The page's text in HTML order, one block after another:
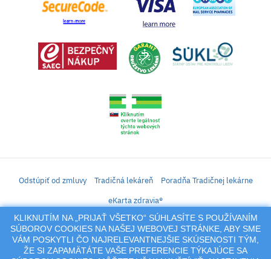
KLIKNUTÍM NA „PRIJAŤ VŠETKO“ SÚHLASÍTE S POUŽÍVANÍM
SÚBOROV COOKIES NA NAŠEJ WEBOVEJ STRÁNKE, ABY SME
VÁM POSKYTLI ČO NAJRELEVANTNEJŠIE SKÚSENOSTI TÝM,
ŽE SI ZAPAMÄTÁTE VAŠE PREFERENCIE TÝKAJÚCE SA
Odstúpiť od zmluvy Tradičná lekáreň
Poradňa Tradičnej lekárne
eKarta zdravia®
iLekáreň – Zásielkový predaj liekov, vitamínov, výživových doplnkov, prípravkov s
liečivým účinkom a kozmetiky. Elektronické zaslanie receptu.
Na tento portál sa vzťahujú autorské práva a akákoľvek jeho reprodukcia
(používanie, kopírovanie, šírenie a pod.),